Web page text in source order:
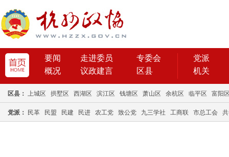
要闻 走进委员
专委会
概况
议政建言 区县
党派
机关
区县： 上城区 拱墅区 西湖区 滨江区 钱塘区 萧山区 余杭区 临平区 富阳
党派： 民革 民盟 民建 民进 农工党 致公党 九三学社 工商联 市总工会